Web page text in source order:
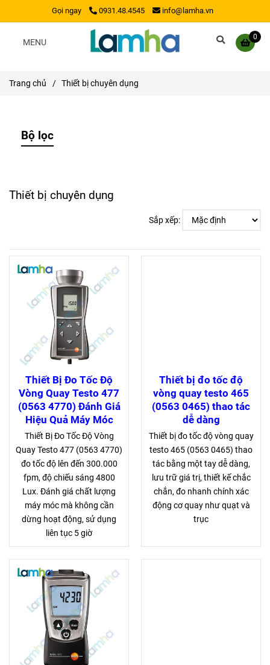
Gọi ngay 0931.48.4545 info@lamha.vn
0
MENU
Trang chủ / Thiết bị chuyên dụng
Bộ lọc
Thiết bị chuyên dụng
Sắp xếp:
Thiết Bị Đo Tốc Độ
Vòng Quay Testo 477
(0563 4770) Đánh Giá
Hiệu Quả Máy Móc
Thiết Bị Đo Tốc Độ Vòng
Quay Testo 477 (0563 4770)
đo tốc độ lên đến 300.000
fpm, độ chiếu sáng 4800
Lux. Đánh giá chất lượng
máy móc mà không cần
dừng hoạt động, sử dụng
liên tục 5 giờ
Thiết bị đo tốc độ
vòng quay testo 465
(0563 0465) thao tác
dễ dàng
Thiết bị đo tốc độ vòng quay
testo 465 (0563 0465) thao
tác bằng một tay dễ dàng,
lưu trữ giá trị, thiết kế chắc
chắn, đo nhanh chính xác
động cơ quay như quạt và
trục